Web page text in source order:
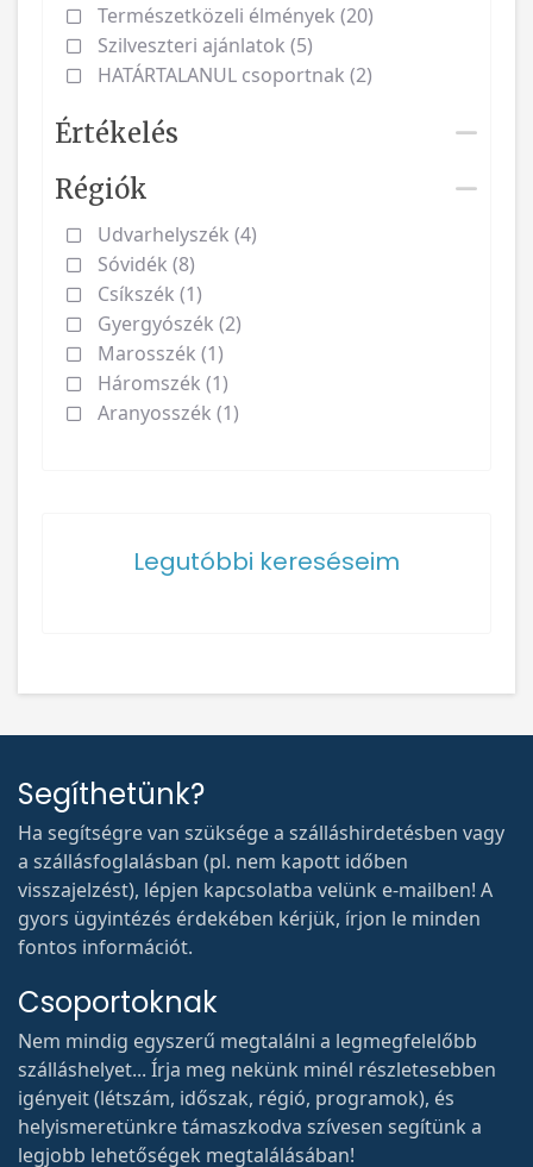
Természetközeli élmények (20)
Szilveszteri ajánlatok (5)
HATÁRTALANUL csoportnak (2)
Értékelés
Régiók
Udvarhelyszék (4)
Sóvidék (8)
Csíkszék (1)
Gyergyószék (2)
Marosszék (1)
Háromszék (1)
Aranyosszék (1)
Legutóbbi kereséseim
Segíthetünk?
Ha segítségre van szüksége a szálláshirdetésben vagy
a szállásfoglalásban (pl. nem kapott időben
visszajelzést), lépjen kapcsolatba velünk e-mailben! A
gyors ügyintézés érdekében kérjük, írjon le minden
fontos információt.
Csoportoknak
Nem mindig egyszerű megtalálni a legmegfelelőbb
szálláshelyet... Írja meg nekünk minél részletesebben
igényeit (létszám, időszak, régió, programok), és
helyismeretünkre támaszkodva szívesen segítünk a
legjobb lehetőségek megtalálásában!